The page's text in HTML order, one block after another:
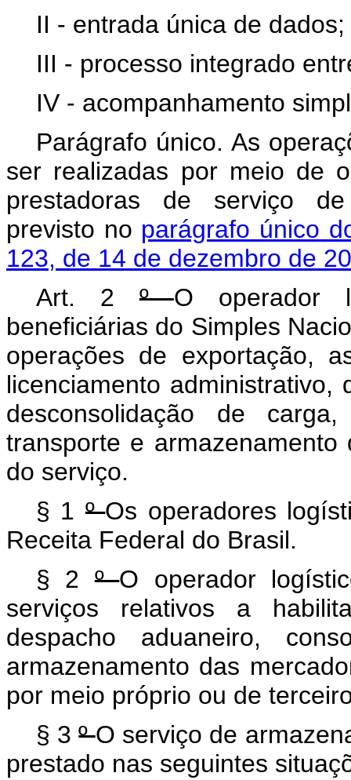
II - entrada única de dados;
III - processo integrado
IV - acompanhamento
Parágrafo único. As
ser realizadas por meio de
prestadoras de serviço
previsto no parágrafo único
123, de 14 de dezembro de
Art. 2ºO operador
beneficiárias do Simples
operações de exportação,
licenciamento administrativo,
desconsolidação de
transporte e
do serviço.
§ 1ºOs operadores
Receita Federal do Brasil.
§ 2ºO operador
serviços relativos a
despacho aduaneiro,
armazenamento das
por meio próprio ou de
§ 3ºO serviço de
prestado nas seguintes